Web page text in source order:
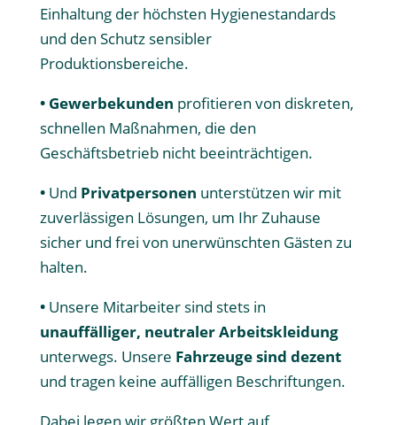
Einhaltung der höchsten Hygienestandards
und den Schutz sensibler
Produktionsbereiche.
• Gewerbekunden profitieren von diskreten,
schnellen Maßnahmen, die den
Geschäftsbetrieb nicht beeinträchtigen.
•Und Privatpersonen unterstützen wir mit
zuverlässigen Lösungen, um Ihr Zuhause
sicher und frei von unerwünschten Gästen zu
halten.
•Unsere Mitarbeiter sind stets in
unauffälliger, neutraler Arbeitskleidung
unterwegs. Unsere Fahrzeuge sind dezent
und tragen keine auffälligen Beschriftungen.